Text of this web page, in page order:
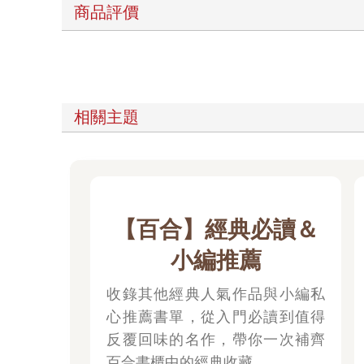
商品評價
相關主題
【百合】經典必讀＆
小編推薦
收錄其他經典人氣作品與小編私
心推薦書單，從入門必讀到值得
反覆回味的名作，帶你一次補齊